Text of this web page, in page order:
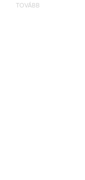
TOVÁBB